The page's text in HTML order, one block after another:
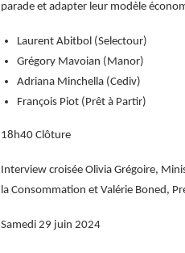
parade et adapter leur modèle
Laurent Abitbol (Selectour)
Grégory Mavoian (Manor)
Adriana Minchella (Cediv)
François Piot (Prêt à Partir)
18h40 Clôture
Interview croisée Olivia Grégoire,
la Consommation et Valérie Boned,
Samedi 29 juin 2024